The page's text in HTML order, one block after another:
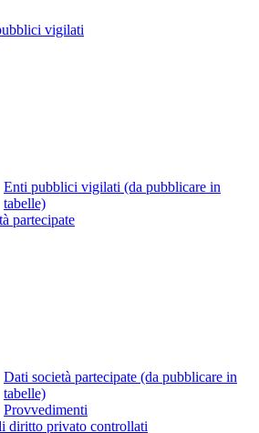
vigilati
Enti pubblici vigilati (da pubblicare in
tabelle)
partecipate
Dati società partecipate (da pubblicare in
tabelle)
Provvedimenti
diritto privato controllati